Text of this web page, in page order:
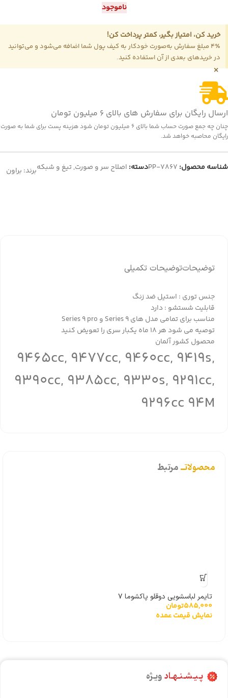
ناموجود
خرید کن، امتیاز بگیر، کمتر پرداخت کن!
4٪ مبلغ سفارش به‌صورت خودکار به کیف پول شما اضافه می‌شود و می‌توانید
در خریدهای بعدی از آن استفاده کنید.
×
ارسال رایگان برای سفارش های بالای 6 میلیون تومان
چنان چه جمع صورت حساب شما بالای 6 میلیون تومان شود هزینه پست برای شما به صورت
رایگان محاصبه خواهد شد.
شناسه محصول: PP-7867دسته: اصلاح سر و صورت,تیغ و شبکهبرند: براون
توضیحاتتوضیحات تکمیلی
جنس توری : استیل ضد زنگ
قابلیت شستشو : دارد
مناسب برای تمامی مدل های Series 9 و Series 9 pro
توصیه می شود هر 18 ماه یکبار سری را تعویض کنید
محصول کشور آلمان
9465cc, 9477cc, 9460cc, 9419s,
9390cc, 9385cc, 9330s, 9291cc,
9296cc 94M
محصولاتــمرتبط
تایمر لباسشویی دوقلو پاکشوما ۷
سیم درجه یک
585,000تومان
نمایش قیمت عمده
پـیـشـنـهـادویـژه